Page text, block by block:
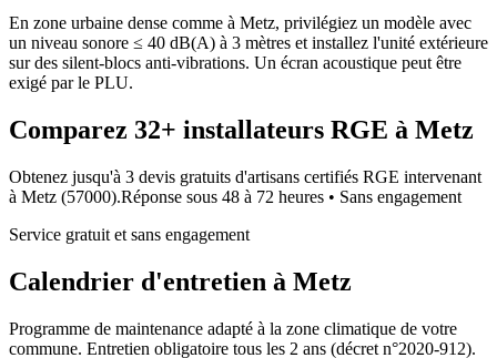
En zone urbaine dense comme à Metz, privilégiez un modèle avec
un niveau sonore ≤ 40 dB(A) à 3 mètres et installez l'unité extérieure
sur des silent-blocs anti-vibrations. Un écran acoustique peut être
exigé par le PLU.
Comparez 32+ installateurs RGE à Metz
Obtenez jusqu'à 3 devis gratuits d'artisans certifiés RGE intervenant
à Metz (57000).Réponse sous 48 à 72 heures • Sans engagement
Service gratuit et sans engagement
Calendrier d'entretien à Metz
Programme de maintenance adapté à la zone climatique de votre
commune. Entretien obligatoire tous les 2 ans (décret n°2020-912).